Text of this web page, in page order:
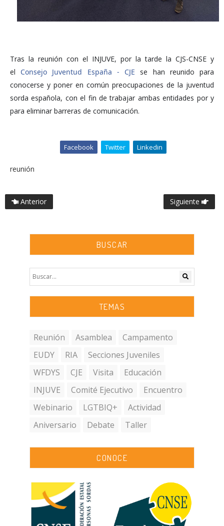
Tras la reunión con el INJUVE, por la tarde la CJS-CNSE y
el Consejo Juventud España - CJE se han reunido para
conocerse y poner en común preocupaciones de la juventud
sorda española, con el fin de trabajar ambas entidades por y
para eliminar barreras de comunicación.
Facebook Twitter Linkedin
reunión
Anterior Siguiente
BUSCAR
TEMAS
Reunión Asamblea
Campamento
EUDY
RIA
Secciones Juveniles
WFDYS
CJE Visita
Educación
INJUVE
Comité Ejecutivo
Encuentro
Webinario
LGTBIQ+
Actividad
Aniversario
Debate Taller
CONOCE